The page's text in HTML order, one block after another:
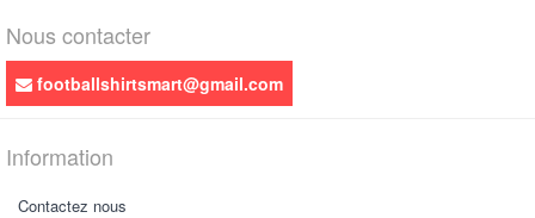
Nous contacter
footballshirtsmart@gmail.com
Information
Contactez nous